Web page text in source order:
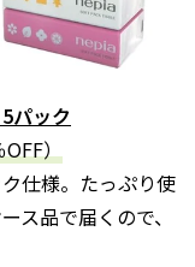
パック
）
仕様。たっぷり使
ス品で届くので、